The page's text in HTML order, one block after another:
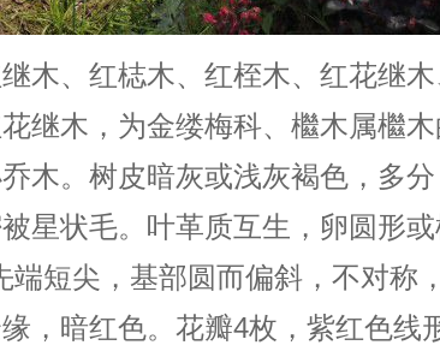
木、红梽木、红桎木、红花继木
继木，为金缕梅科、檵木属檵木
木。树皮暗灰或浅灰褐色，多分
星状毛。叶革质互生，卵圆形
端短尖，基部圆而偏斜，不对称，
，暗红色。花瓣4枚，紫红色线